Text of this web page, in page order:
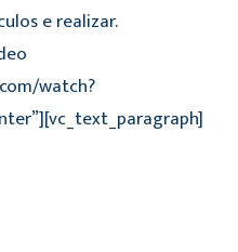
e realizar.
watch?